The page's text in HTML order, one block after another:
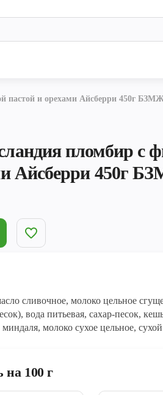
пастой и орехами Айсберри 450г
пломбир с
Айсберри 450г
сливочное, молоко цельное
вода питьевая, сахар-песок,
молоко сухое цельное,
краситель натуральный пищевой хлорофиллин/куркумин
100 г